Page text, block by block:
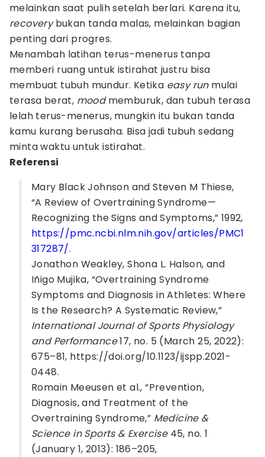
melainkan saat pulih setelah berlari. Karena itu,
recoverybukan tanda malas, melainkan bagian
penting dari progres.
Menambah latihan terus-menerus tanpa
memberi ruang untuk istirahat justru bisa
membuat tubuh mundur. Ketika easy runmulai
terasa berat, moodmemburuk, dan tubuh terasa
lelah terus-menerus, mungkin itu bukan tanda
kamu kurang berusaha. Bisa jadi tubuh sedang
minta waktu untuk istirahat.
Referensi
Mary Black Johnson and Steven M Thiese,
“A Review of Overtraining Syndrome—
Recognizing the Signs and Symptoms,” 1992,
https://pmc.ncbi.nlm.nih.gov/articles/PMC1
317287/.
Jonathon Weakley, Shona L. Halson, and
Iñigo Mujika, “Overtraining Syndrome
Symptoms and Diagnosis in Athletes: Where
Is the Research? A Systematic Review,”
International Journal of Sports Physiology
and Performance17, no. 5 (March 25, 2022):
675–81, https://doi.org/10.1123/ijspp.2021-
0448.
Romain Meeusen et al., “Prevention,
Diagnosis, and Treatment of the
Overtraining Syndrome,” Medicine &
Science in Sports & Exercise45, no. 1
(January 1, 2013): 186–205,